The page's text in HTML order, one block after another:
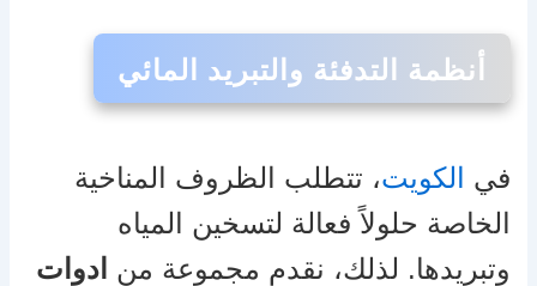
أنظمة التدفئة والتبريد المائي
في الكويت، تتطلب الظروف المناخية
الخاصة حلولاً فعالة لتسخين المياه
وتبريدها. لذلك، نقدم مجموعة من ادوات